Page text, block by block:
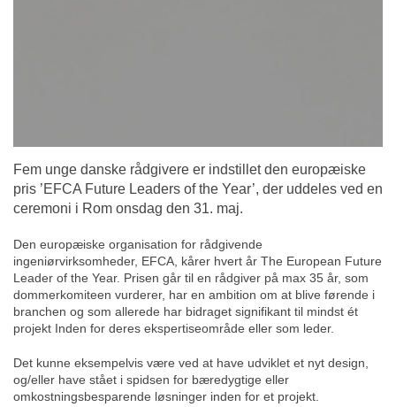
Fem unge danske rådgivere er indstillet den europæiske
pris ’EFCA Future Leaders of the Year’, der uddeles ved en
ceremoni i Rom onsdag den 31. maj.
Den europæiske organisation for rådgivende
ingeniørvirksomheder, EFCA, kårer hvert år The European Future
Leader of the Year. Prisen går til en rådgiver på max 35 år, som
dommerkomiteen vurderer, har en ambition om at blive førende i
branchen og som allerede har bidraget signifikant til mindst ét
projekt Inden for deres ekspertiseområde eller som leder.
Det kunne eksempelvis være ved at have udviklet et nyt design,
og/eller have stået i spidsen for bæredygtige eller
omkostningsbesparende løsninger inden for et projekt.